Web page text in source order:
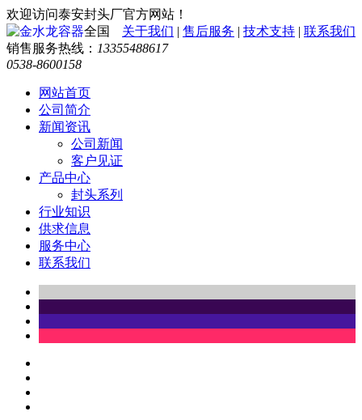
欢迎访问泰安封头厂官方网站！
关于我们 | 售后服务 | 技术支持 | 联系我们
全国
销售服务热线： 13355488617
0538-8600158
网站首页
公司简介
新闻资讯
公司新闻
客户见证
产品中心
封头系列
行业知识
供求信息
服务中心
联系我们